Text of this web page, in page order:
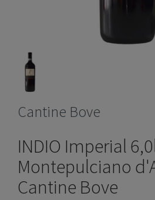
Cantine Bove
INDIO Imperial
Montepulciano
Cantine Bove